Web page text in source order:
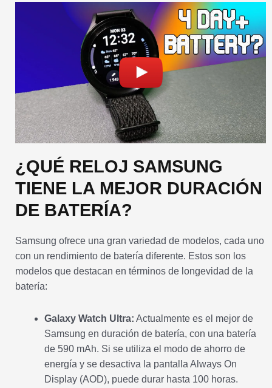
¿QUÉ RELOJ SAMSUNG
TIENE LA MEJOR DURACIÓN
DE BATERÍA?
Samsung ofrece una gran variedad de modelos, cada uno
con un rendimiento de batería diferente. Estos son los
modelos que destacan en términos de longevidad de la
batería:
Galaxy Watch Ultra: Actualmente es el mejor de
Samsung en duración de batería, con una batería
de 590 mAh. Si se utiliza el modo de ahorro de
energía y se desactiva la pantalla Always On
Display (AOD), puede durar hasta 100 horas.